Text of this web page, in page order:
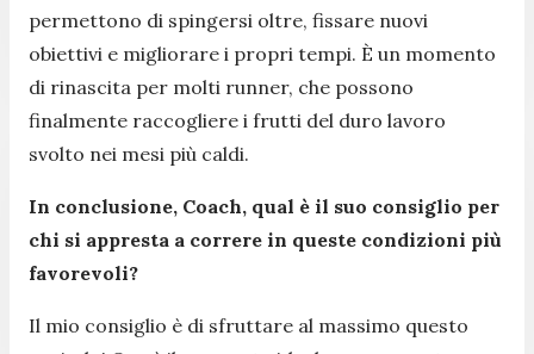
permettono di spingersi oltre, fissare nuovi
obiettivi e migliorare i propri tempi. È un momento
di rinascita per molti runner, che possono
finalmente raccogliere i frutti del duro lavoro
svolto nei mesi più caldi.
In conclusione, Coach, qual è il suo consiglio per
chi si appresta a correre in queste condizioni più
favorevoli?
Il mio consiglio è di sfruttare al massimo questo